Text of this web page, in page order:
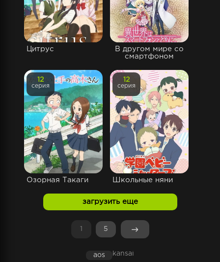
Цитрус
В другом мире со
смартфоном
Озорная Такаги
12
серия
Школьные няни
12
серия
загрузить еще
1 5
aos kansai